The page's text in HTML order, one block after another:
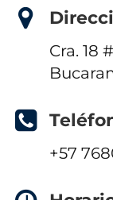
Cra. 18
+57